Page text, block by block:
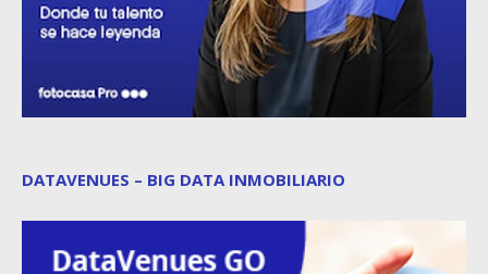
DATAVENUES – BIG DATA INMOBILIARIO